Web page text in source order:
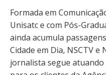
Formada em
Unisatc e com Pós-
ainda acumula
Cidade em Dia, NSCTV e
jornalista segue